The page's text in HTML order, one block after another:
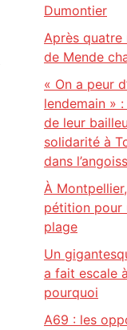
Dumontier
Après quatre
de Mende
« On a peur
lendemain »
de leur
solidarité à
dans
À
pétition pour
plage
Un
a fait escale
pourquoi
A69 : les